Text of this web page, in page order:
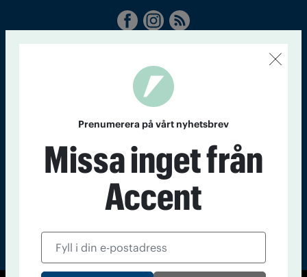
nummer av
Accent
Prenumerera på vårt nyhetsbrev
Missa inget från
Accent